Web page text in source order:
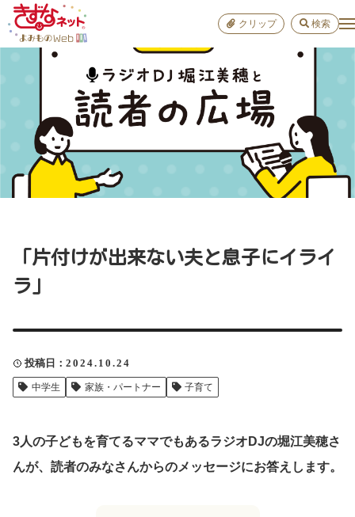
「片付けが出来ない夫と息子にイライ
ラ」
投稿日 2024.10.24
中学生 家族・パートナー 子育て
3人の子どもを育てるママでもあるラジオDJの堀江美穂さ
んが、読者のみなさんからのメッセージにお答えします。
クリップ 検索
おすすめ
進路
クリップ記事一覧
感想・声を送る